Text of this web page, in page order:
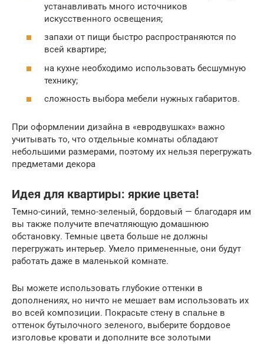
устанавливать много источников
искусственного освещения;
запахи от пищи быстро распространяются по
всей квартире;
на кухне необходимо использовать бесшумную
технику;
сложность выбора мебели нужных габаритов.
При оформлении дизайна в «евродвушках» важно
учитывать то, что отдельные комнаты обладают
небольшими размерами, поэтому их нельзя перегружать
предметами декора
Идея для квартиры: яркие цвета!
Темно-синий, темно-зеленый, бордовый — благодаря им
вы также получите впечатляющую домашнюю
обстановку. Темные цвета больше не должны
перегружать интерьер. Умело примененные, они будут
работать даже в маленькой комнате.
Вы можете использовать глубокие оттенки в
дополнениях, но ничто не мешает вам использовать их
во всей композиции. Покрасьте стену в спальне в
оттенок бутылочного зеленого, выберите бордовое
изголовье кровати и дополните все золотыми